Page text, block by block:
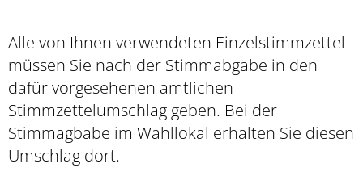
Alle von Ihnen verwendeten Einzelstimmzettel
müssen Sie nach der Stimmabgabe in den
dafür vorgesehenen amtlichen
Stimmzettelumschlag geben. Bei der
Stimmagbabe im Wahllokal erhalten Sie diesen
Umschlag dort.